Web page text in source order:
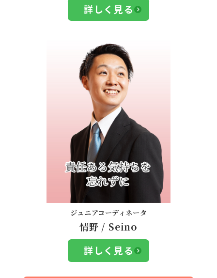
詳しく見る
ジュニアコーディネータ
情野 / Seino
詳しく見る